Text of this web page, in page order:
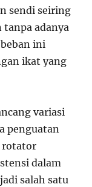
sendi seiring
tanpa adanya
ini
ikat yang
variasi
penguatan
rotator
dalam
salah satu